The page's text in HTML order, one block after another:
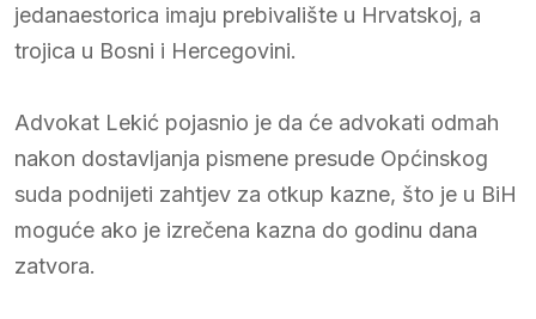
jedanaestorica imaju prebivalište u Hrvatskoj, a
trojica u Bosni i Hercegovini.
Advokat Lekić pojasnio je da će advokati odmah
nakon dostavljanja pismene presude Općinskog
suda podnijeti zahtjev za otkup kazne, što je u BiH
moguće ako je izrečena kazna do godinu dana
zatvora.